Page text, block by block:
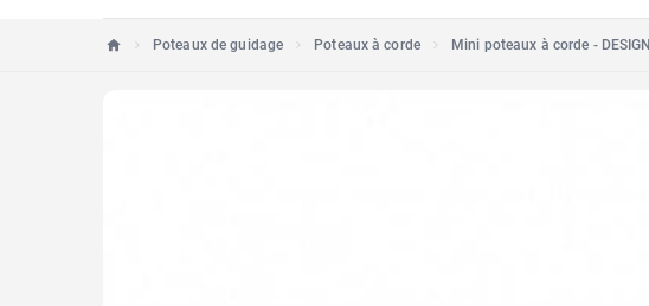
Accueil
Poteaux de guidage Poteaux à corde Mini poteaux à corde - DESIGN